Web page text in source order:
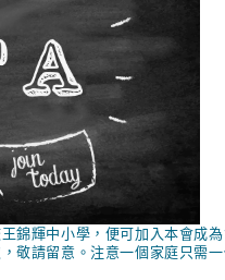
錦輝中小學 ，便可加入本會成
敬請留意。注意一個家庭只需